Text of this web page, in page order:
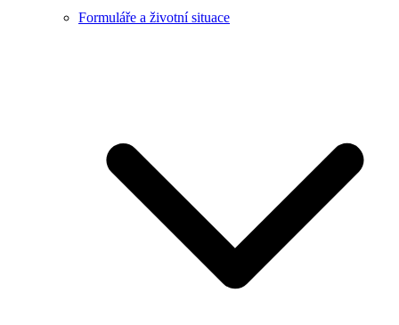
Formuláře a životní situace